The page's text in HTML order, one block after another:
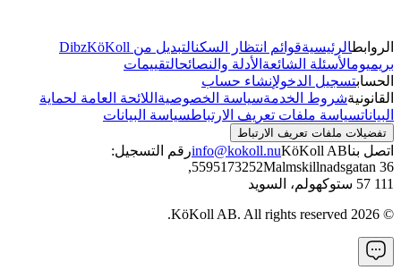
الروابطالرئيسيةقوائم انتظار السكنالتبديل من Dibz KöKoll
بريميومالأسئلة الشائعة الأدلة والنصائحالتقييمات
الحسابتسجيل الدخولإنشاء حساب
القانونيةشروط الخدمةسياسة الخصوصية اللائحة العامة لحماية
البياناتسياسة ملفات تعريف الارتباطسياسة البيانات
تفضيلات ملفات تعريف الارتباط
اتصل بنا info@kokoll.nuKöKoll AB
رقم التسجيل:
5595173252Malmskillnadsgatan 36
,
111 57 ستوكهولم، السويد
©
2026